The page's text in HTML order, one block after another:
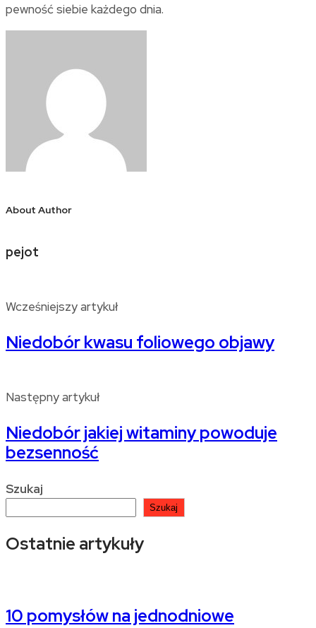
pewność siebie każdego dnia.
About Author
pejot
Wcześniejszy artykuł
Niedobór kwasu foliowego objawy
Następny artykuł
Niedobór jakiej witaminy powoduje
bezsenność
Szukaj
Szukaj
Ostatnie artykuły
10 pomysłów na jednodniowe